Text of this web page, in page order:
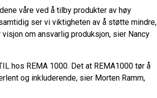
våre ved å tilby produkter av høy
ser vi viktigheten av å støtte mindre,
om ansvarlig produksjon, sier Nancy
hos REMA 1000. Det at REMA1000 tør å
og inkluderende, sier Morten Ramm,